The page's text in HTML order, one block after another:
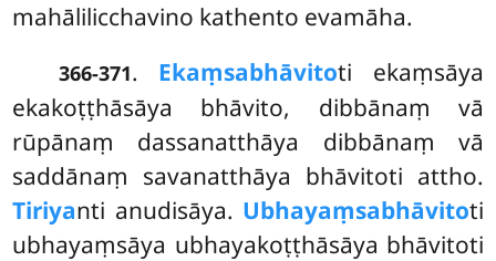
mahālilicchavino kathento evamāha.
366-371. Ekaṃsabhāvitoti ekaṃsāya
ekakoṭṭhāsāya bhāvito, dibbānaṃ vā
rūpānaṃ dassanatthāya dibbānaṃ vā
saddānaṃ savanatthāya bhāvitoti attho.
Tiriyanti anudisāya. Ubhayaṃsabhāvitoti
ubhayaṃsāya ubhayakoṭṭhāsāya bhāvitoti